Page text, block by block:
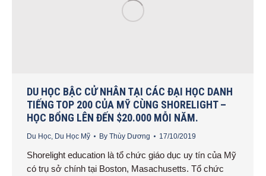
DU HỌC BẬC CỬ NHÂN TẠI CÁC ĐẠI HỌC DANH
TIẾNG TOP 200 CỦA MỸ CÙNG SHORELIGHT –
HỌC BỔNG LÊN ĐẾN $20.000 MỖI NĂM.
Du Học, Du Học Mỹ By Thùy Dương 17/10/2019
Shorelight education là tổ chức giáo dục uy tín của Mỹ
có trụ sở chính tại Boston, Masachusetts. Tổ chức